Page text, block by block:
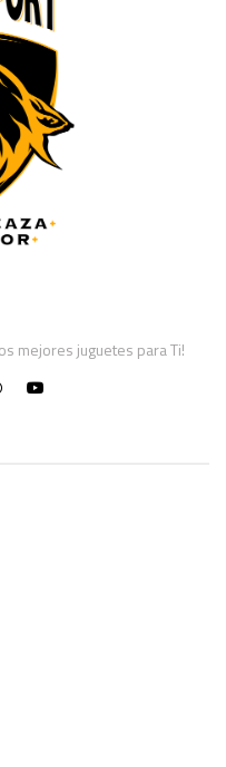
mejores juguetes para Ti!